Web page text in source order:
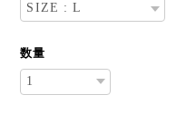
数量